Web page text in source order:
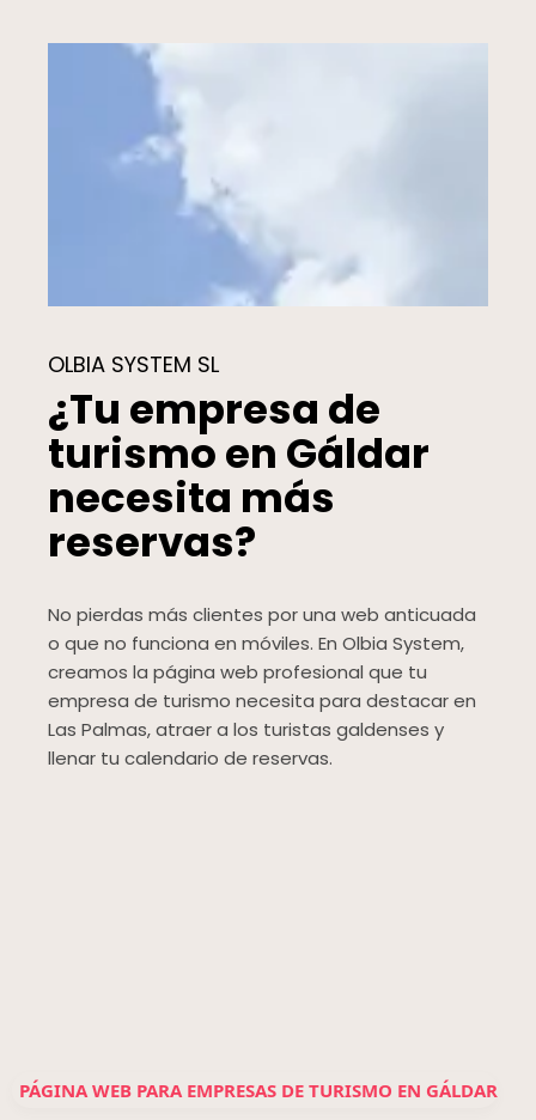
OLBIA SYSTEM SL
¿Tu empresa de
turismo en Gáldar
necesita más
reservas?
No pierdas más clientes por una web anticuada
o que no funciona en móviles. En Olbia System,
creamos la página web profesional que tu
empresa de turismo necesita para destacar en
Las Palmas, atraer a los turistas galdenses y
llenar tu calendario de reservas.
PÁGINA WEB PARA EMPRESAS DE TURISMO EN GÁLDAR